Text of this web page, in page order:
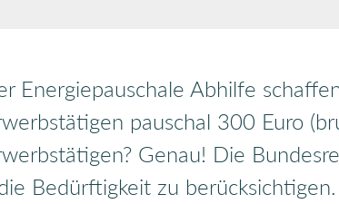
Energiepauschale Abhilfe
pauschal 300 Euro
Genau! Die
Bedürftigkeit zu